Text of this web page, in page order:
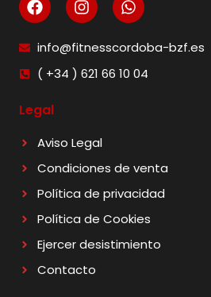
info@fitnesscordoba-bzf.es
( +34 ) 621 66 10 04
Legal
Aviso Legal
Condiciones de venta
Política de privacidad
Política de Cookies
Ejercer desistimiento
Contacto